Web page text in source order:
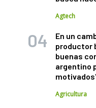
Agtech
En un
productor
buenas
argentino
Agricultura